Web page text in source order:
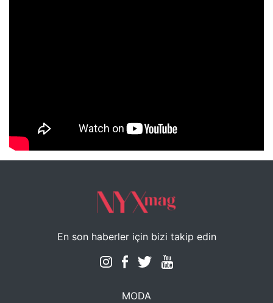
NYXmag 2. Yaş Kutlama Etkinliği
En son haberler için bizi takip edin
MODA